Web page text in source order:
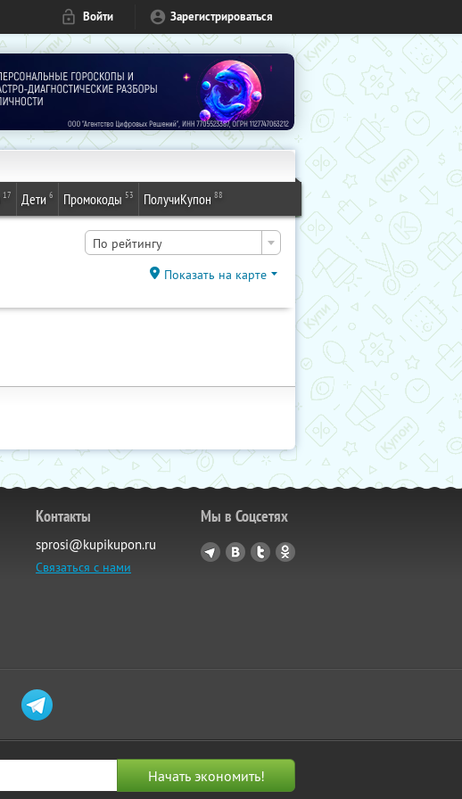
Войти Зарегистрироваться
17 Дети 6 Промокоды 53 ПолучиКупон 88
По рейтингу
Показать на карте
Контакты
sprosi@kupikupon.ru
Связаться с нами
Мы в Соцсетях